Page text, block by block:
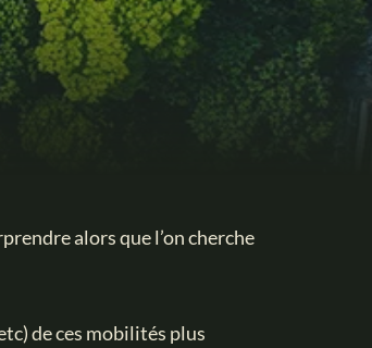
alors que l’on cherche
de ces mobilités plus